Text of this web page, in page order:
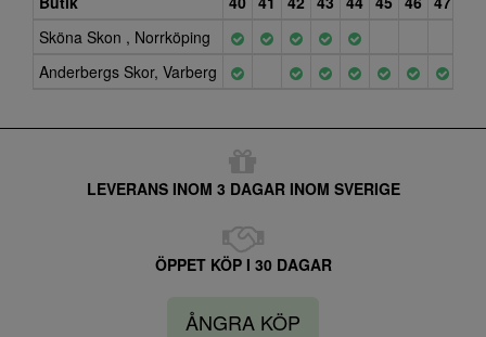
Sköna Skon , Norrköping
Anderbergs Skor, Varberg
LEVERANS INOM 3 DAGAR INOM SVERIGE
ÖPPET KÖP I 30 DAGAR
ÅNGRA KÖP